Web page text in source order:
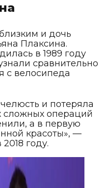
и дочь
Плаксина.
в 1989 году
сравнительно
с велосипеда
и потеряла
сложных операций
а в первую
красоты», —
году.